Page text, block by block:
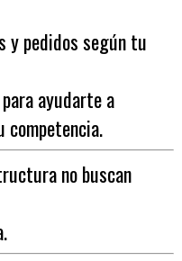
y pedidos según tu
ayudarte a
no buscan